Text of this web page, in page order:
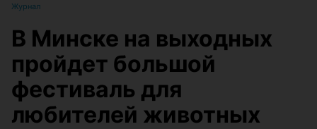
Журнал
В Минске на выходных
пройдет большой
фестиваль для
любителей животных